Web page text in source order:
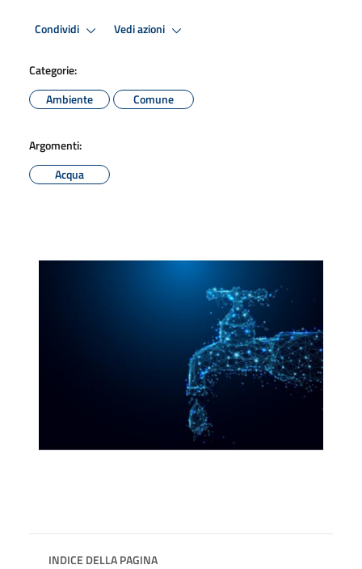
Condividi Vedi azioni
Categorie:
Ambiente
Comune
Argomenti:
Acqua
INDICE DELLA PAGINA